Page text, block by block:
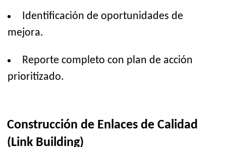
Identificación de oportunidades de
mejora.
Reporte completo con plan de acción
prioritizado.
Construcción de Enlaces de Calidad
(Link Building)